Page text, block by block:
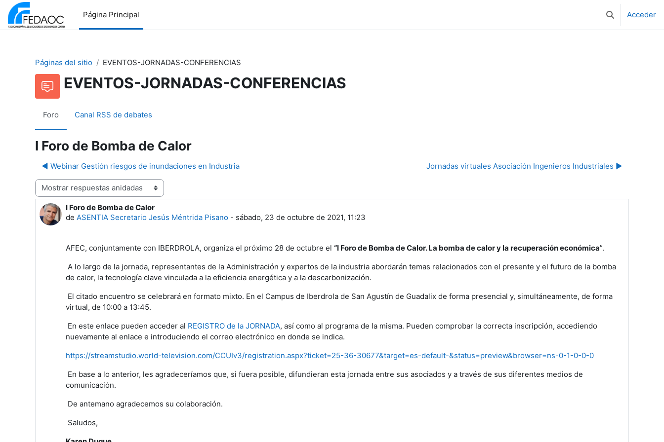
Salta al contenido principal
Página Principal
Selector de
Acceder
Páginas del sitio EVENTOS-JORNADAS-CONFERENCIAS
EVENTOS-JORNADAS-CONFERENCIAS
Foro Canal RSS de debates
I Foro de Bomba de Calor
◀︎ Webinar Gestión riesgos de inundaciones en Industria Jornadas virtuales Asociación Ingenieros Industriales ▶︎
Mostrar modo
I Foro de Bomba de Calor
de ASENTIA Secretario Jesús Méntrida Pisano - sábado, 23 de octubre de 2021, 11:23
Número de respuestas: 0
AFEC, conjuntamente con IBERDROLA, organiza el próximo 28 de octubre el “I Foro de Bomba de Calor. La bomba de calor y la recuperación económica”.
A lo largo de la jornada, representantes de la Administración y expertos de la industria abordarán temas relacionados con el presente y el futuro de la bomba
de calor, la tecnología clave vinculada a la eficiencia energética y a la descarbonización.
El citado encuentro se celebrará en formato mixto. En el Campus de Iberdrola de San Agustín de Guadalix de forma presencial y, simultáneamente, de forma
virtual, de 10:00 a 13:45.
En este enlace pueden acceder al REGISTRO de la JORNADA, así como al programa de la misma. Pueden comprobar la correcta inscripción, accediendo
nuevamente al enlace e introduciendo el correo electrónico en donde se indica.
https://streamstudio.world-television.com/CCUIv3/registration.aspx?ticket=25-36-30677&target=es-default-&status=preview&browser=ns-0-1-0-0-0
En base a lo anterior, les agradeceríamos que, si fuera posible, difundieran esta jornada entre sus asociados y a través de sus diferentes medios de
comunicación.
De antemano agradecemos su colaboración.
Saludos,